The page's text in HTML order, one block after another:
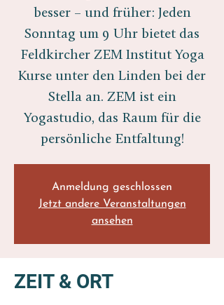
besser – und früher: Jeden
Sonntag um 9 Uhr bietet das
Feldkircher ZEM Institut Yoga
Kurse unter den Linden bei der
Stella an. ZEM ist ein
Yogastudio, das Raum für die
persönliche Entfaltung!
Anmeldung geschlossen
Jetzt andere Veranstaltungen
ansehen
ZEIT & ORT